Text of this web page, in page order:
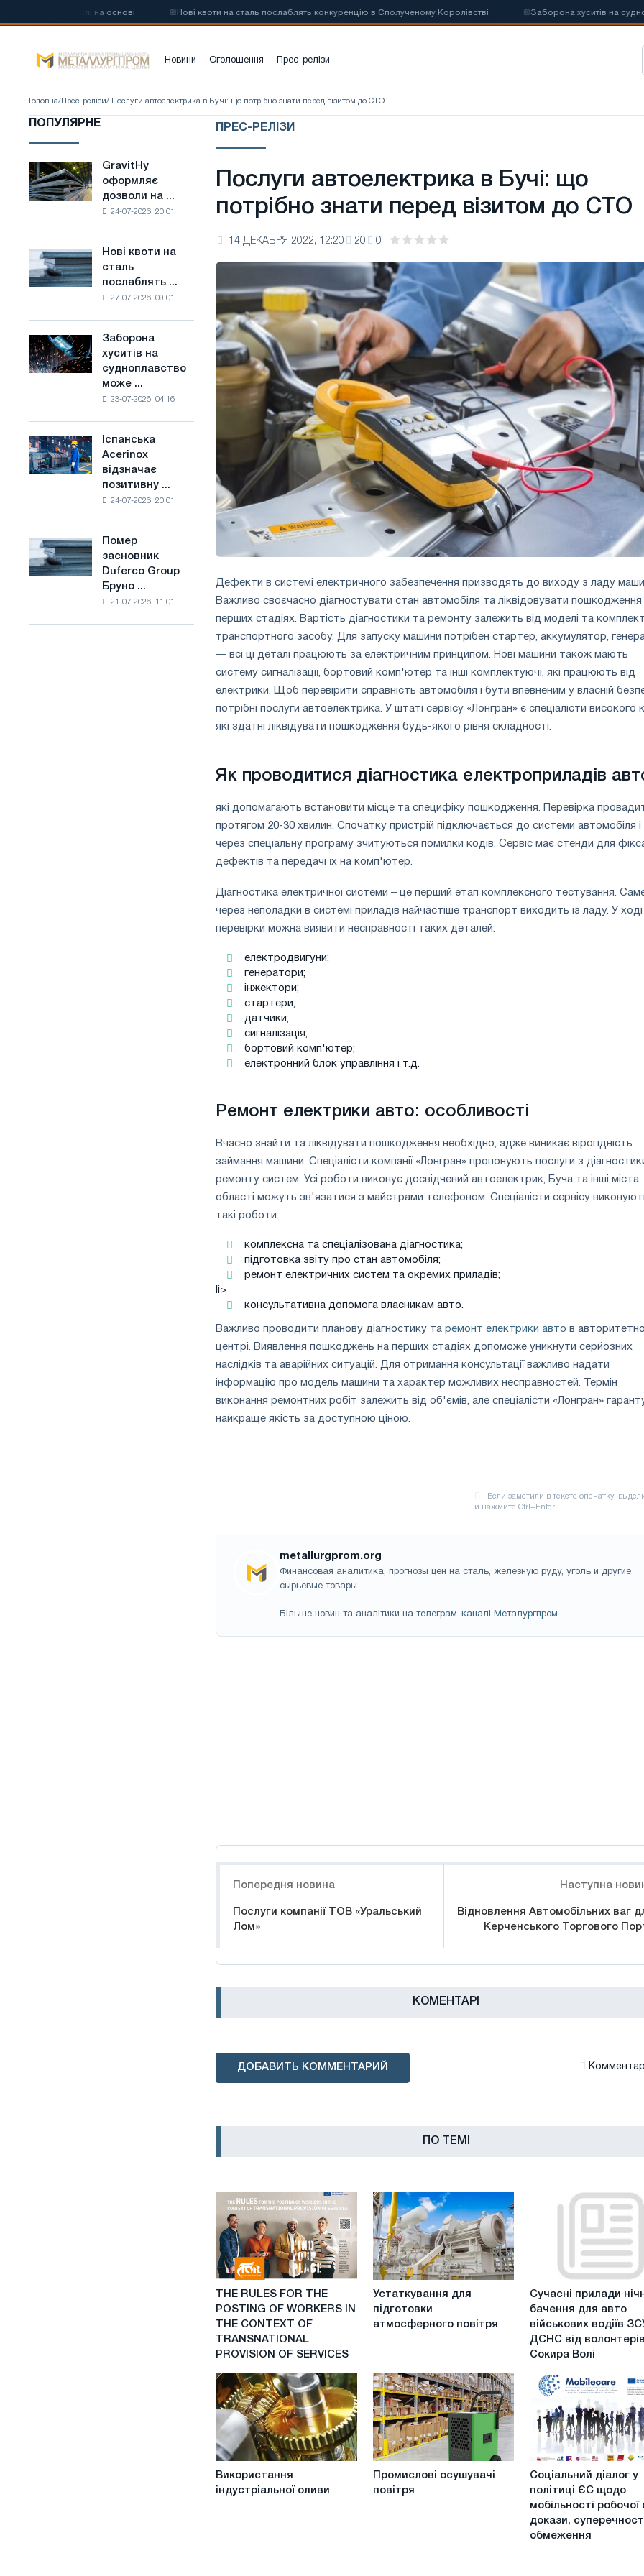
сталі на основі 📰 Нові квоти на сталь послаблять конкуренцію в Сполученому Королівстві 📰 Заборона хуситів на
Новини Оголошення Прес-релізи
Головна/ Прес-релізи/ Послуги автоелектрика в Бучі: що потрібно знати перед візитом до СТО
ПОПУЛЯРНЕ
GravitHy
оформляє
дозволи
виробництва
на
основі
водню
у
GravitHy
оформляє
дозволи на ...
24-07-2026, 20:01
Нові
квоти
на
в
Сполученому
Нові квоти на
сталь
послаблять ...
27-07-2026, 09:01
Заборона
хуситів
на
судноплавство
Саудівської
сталі
Заборона
хуситів на
судноплавство
може ...
23-07-2026, 04:16
Іспанська
Acerinox
відзначає
півріччі
по
підтримці
Іспанська
Acerinox
відзначає
позитивну ...
24-07-2026, 20:01
Помер
засновник
Duferco
Помер
засновник
Duferco Group
Бруно ...
21-07-2026, 11:01
ПРЕС-РЕЛІЗИ
Послуги автоелектрика в Бучі: що
потрібно знати перед візитом до СТО
14 ДЕКАБРЯ 2022, 12:20 20 0
Дефекти в системі електричного забезпечення призводять до виходу з ладу
Важливо своєчасно діагностувати стан автомобіля та ліквідовувати пошкодження
перших стадіях. Вартість діагностики та ремонту залежить від моделі та
транспортного засобу. Для запуску машини потрібен стартер, аккумулятор,
— всі ці деталі працюють за електричним принципом. Нові машини також мають
систему сигналізації, бортовий комп'ютер та інші комплектуючі, які працюють від
електрики. Щоб перевірити справність автомобіля і бути впевненим у власній
потрібні послуги автоелектрика. У штаті сервісу «Лонгран» є спеціалісти високого
які здатні ліквідувати пошкодження будь-якого рівня складності.
Як проводитися діагностика електроприладів
які допомагають встановити місце та специфіку пошкодження. Перевірка
протягом 20-30 хвилин. Спочатку пристрій підключається до системи автомобіля і
через спеціальну програму зчитуються помилки кодів. Сервіс має стенди для
дефектів та передачі їх на комп'ютер.
Діагностика електричної системи – це перший етап комплексного тестування.
через неполадки в системі приладів найчастіше транспорт виходить із ладу. У ході
перевірки можна виявити несправності таких деталей:
електродвигуни;
генератори;
інжектори;
стартери;
датчики;
сигналізація;
бортовий комп'ютер;
електронний блок управління і т.д.
Ремонт електрики авто: особливості
Вчасно знайти та ліквідувати пошкодження необхідно, адже виникає вірогідність
займання машини. Спеціалісти компанії «Лонгран» пропонують послуги з
ремонту систем. Усі роботи виконує досвідчений автоелектрик, Буча та інші міста
області можуть зв'язатися з майстрами телефоном. Спеціалісти сервісу
такі роботи:
комплексна та спеціалізована діагностика;
підготовка звіту про стан автомобіля;
ремонт електричних систем та окремих приладів;
li>
консультативна допомога власникам авто.
Важливо проводити планову діагностику та ремонт електрики авто в
центрі. Виявлення пошкоджень на перших стадіях допоможе уникнути серйозних
наслідків та аварійних ситуацій. Для отримання консультації важливо надати
інформацію про модель машини та характер можливих несправностей. Термін
виконання ремонтних робіт залежить від об'ємів, але спеціалісти «Лонгран»
найкраще якість за доступною ціною.
metallurgprom.org
Финансовая аналитика, прогнозы цен на сталь, железную руду, уголь и другие
сырьевые товары.
Більше новин та аналітики на телеграм-каналі Металургпром.
Попередня новина
Послуги компанії ТОВ «Уральський
Лом»
Наступна
Відновлення Автомобільних ваг
Керченського Торгового
КОМЕНТАРІ
ДОБАВИТЬ КОММЕНТАРИЙ
ПО ТЕМІ
THE
RULES
FOR
THE
POSTING
WORKERS
IN
THE
CONTEXT
OF
TRANSNATIONAL
PROVISION
OF
SERVICES
THE RULES FOR THE
POSTING OF WORKERS IN
THE CONTEXT OF
TRANSNATIONAL
PROVISION OF SERVICES
Устаткування
для
підготовки
атмосферного
Устаткування для
підготовки
атмосферного повітря
Сучасні
прилади
нічного
бачення
для
військових
водіїв
ЗСУ
та
ДСНС
волонтерів
Сокира
Волі
Сучасні прилади
бачення для авто
військових водіїв
ДСНС від волонтерів
Сокира Волі
Використання
індустріальної
оливи
Використання
індустріальної оливи
Промислові
осушувачі
повітря
Промислові осушувачі
повітря
Соціальний
діалог
ЄС
Соціальний діалог у
політиці ЄС щодо
мобільності робочої
докази,
обмеження